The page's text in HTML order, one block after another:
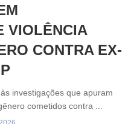
VIOLÊNCIA
CONTRA EX-
investigações que apuram
cometidos contra ...